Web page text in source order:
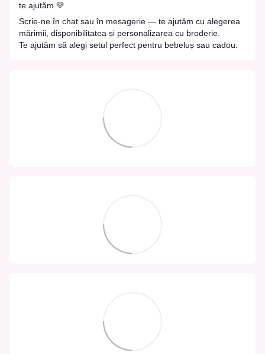
te ajutăm 💛
Scrie-ne în chat sau în mesagerie — te ajutăm cu alegerea
mărimii, disponibilitatea și personalizarea cu broderie.
Te ajutăm să alegi setul perfect pentru bebeluș sau cadou.